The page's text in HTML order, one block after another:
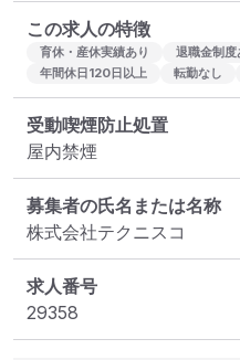
この求人の特徴
育休・産休実績あり 退職金制度
年間休日120日以上
転勤なし
受動喫煙防止処置
屋内禁煙
募集者の氏名または名称
株式会社テクニスコ
求人番号
29358